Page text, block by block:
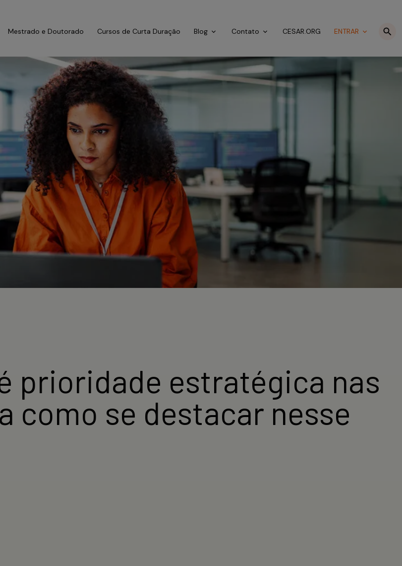
Mestrado e Doutorado Cursos de Curta Duração Blog Contato CESAR.ORG ENTRAR
prioridade estratégica nas
como se destacar nesse